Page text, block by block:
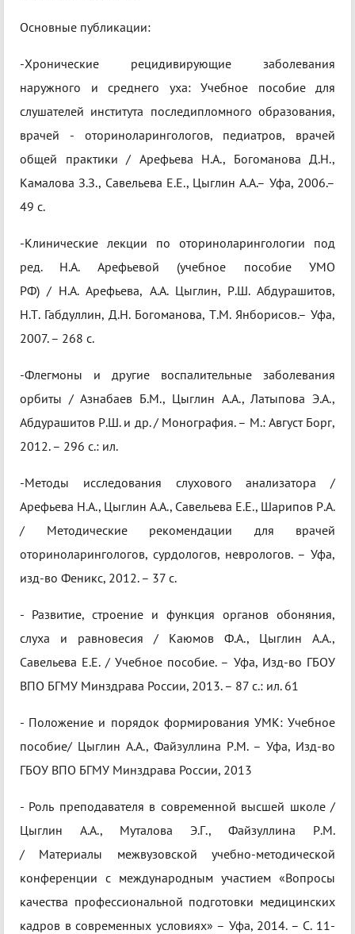
Основные публикации:
-Хронические рецидивирующие заболевания
наружного и среднего уха: Учебное пособие для
слушателей института последипломного образования,
врачей - оториноларингологов, педиатров, врачей
общей практики / Арефьева Н.А., Богоманова Д.Н.,
Камалова З.З., Савельева Е.Е., Цыглин А.А.– Уфа, 2006.–
49 с.
-Клинические лекции по оториноларингологии под
ред. Н.А. Арефьевой (учебное пособие УМО
РФ) / Н.А. Арефьева, А.А. Цыглин, Р.Ш. Абдурашитов,
Н.Т. Габдуллин, Д.Н. Богоманова, Т.М. Янборисов.– Уфа,
2007. – 268 с.
-Флегмоны и другие воспалительные заболевания
орбиты / Азнабаев Б.М., Цыглин А.А., Латыпова Э.А.,
Абдурашитов Р.Ш. и др. / Монография. – М.: Август Борг,
2012. – 296 с.: ил.
-Методы исследования слухового анализатора /
Арефьева Н.А., Цыглин А.А., Савельева Е.Е., Шарипов Р.А.
/ Методические рекомендации для врачей
оториноларингологов, сурдологов, неврологов. – Уфа,
изд-во Феникс, 2012. – 37 с.
- Развитие, строение и функция органов обоняния,
слуха и равновесия / Каюмов Ф.А., Цыглин А.А.,
Савельева Е.Е. / Учебное пособие. – Уфа, Изд-во ГБОУ
ВПО БГМУ Минздрава России, 2013. – 87 с.: ил. 61
- Положение и порядок формирования УМК: Учебное
пособие/ Цыглин А.А., Файзуллина Р.М. – Уфа, Изд-во
ГБОУ ВПО БГМУ Минздрава России, 2013
- Роль преподавателя в современной высшей школе /
Цыглин А.А., Муталова Э.Г., Файзуллина Р.М.
/ Материалы межвузовской учебно-методической
конференции с международным участием «Вопросы
качества профессиональной подготовки медицинских
кадров в современных условиях» – Уфа, 2014. – С. 11-